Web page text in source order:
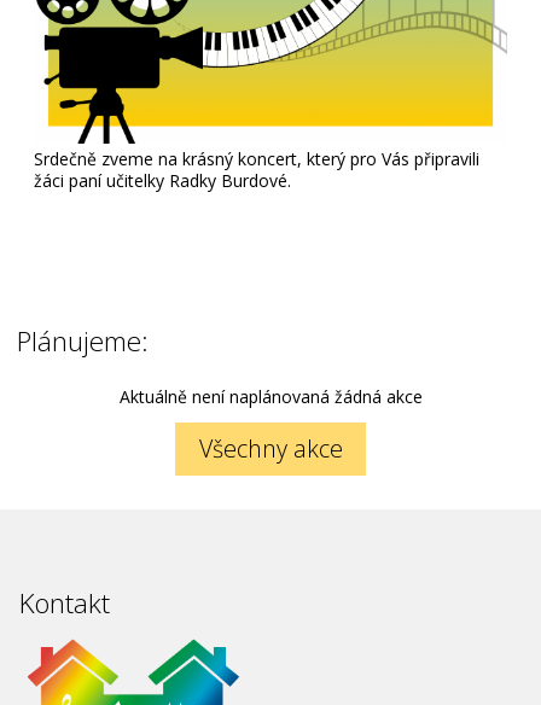
Srdečně zveme na krásný koncert, který pro Vás připravili
žáci paní učitelky Radky Burdové.
Plánujeme:
Aktuálně není naplánovaná žádná akce
Všechny akce
Kontakt